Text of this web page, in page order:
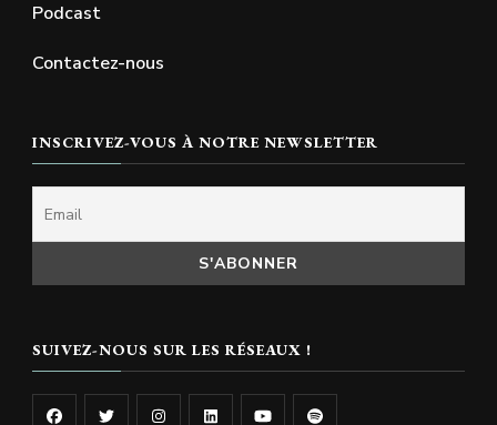
Podcast
Contactez-nous
INSCRIVEZ-VOUS À NOTRE NEWSLETTER
SUIVEZ-NOUS SUR LES RÉSEAUX !